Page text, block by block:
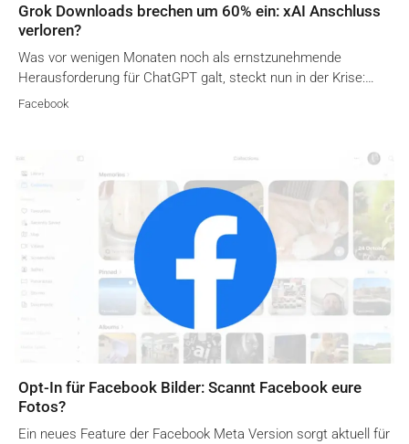
Grok Downloads brechen um 60% ein: xAI Anschluss
verloren?
Was vor wenigen Monaten noch als ernstzunehmende
Herausforderung für ChatGPT galt, steckt nun in der Krise:…
Facebook
Opt-In für Facebook Bilder: Scannt Facebook eure
Fotos?
Ein neues Feature der Facebook Meta Version sorgt aktuell für